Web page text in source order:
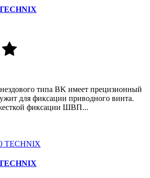
типа BK имеет прецизионный
для фиксации приводного винта.
фиксации ШВП...